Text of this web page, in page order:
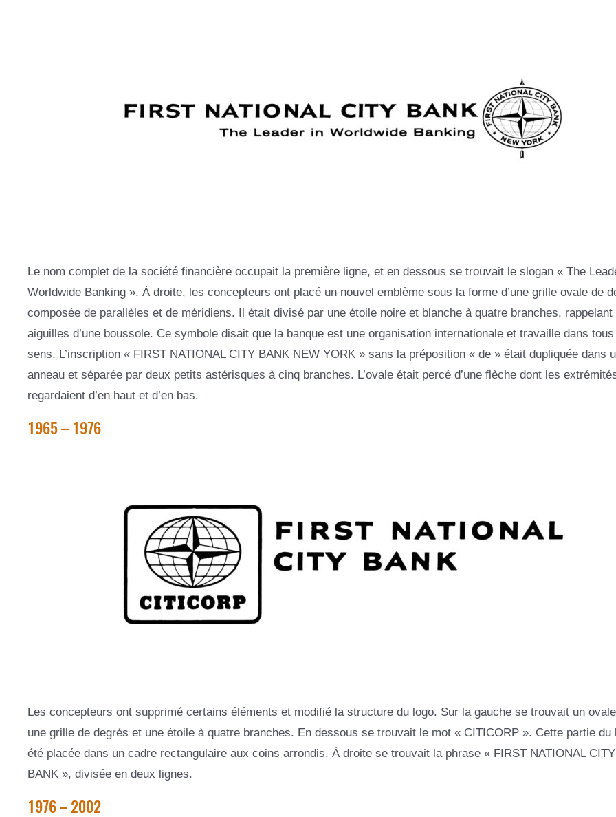
Le nom complet de la société financière occupait la première ligne, et en dessous se trouvait le slogan « The
Worldwide Banking ». À droite, les concepteurs ont placé un nouvel emblème sous la forme d’une grille ovale de
composée de parallèles et de méridiens. Il était divisé par une étoile noire et blanche à quatre branches, rappelant
aiguilles d’une boussole. Ce symbole disait que la banque est une organisation internationale et travaille dans
sens. L’inscription « FIRST NATIONAL CITY BANK NEW YORK » sans la préposition « de » était dupliquée dans
anneau et séparée par deux petits astérisques à cinq branches. L’ovale était percé d’une flèche dont les
regardaient d’en haut et d’en bas.
1965 – 1976
Les concepteurs ont supprimé certains éléments et modifié la structure du logo. Sur la gauche se trouvait un
une grille de degrés et une étoile à quatre branches. En dessous se trouvait le mot « CITICORP ». Cette partie du
été placée dans un cadre rectangulaire aux coins arrondis. À droite se trouvait la phrase « FIRST NATIONAL CITY
BANK », divisée en deux lignes.
1976 – 2002